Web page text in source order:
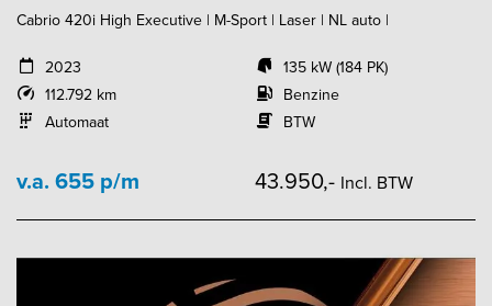
Cabrio 420i High Executive | M-Sport | Laser | NL auto |
2023
112.792 km
Automaat
135 kW (184 PK)
Benzine
BTW
v.a. 655 p/m 43.950,- Incl. BTW